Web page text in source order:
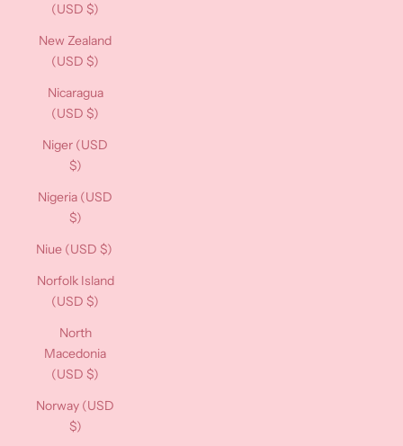
(USD $)
New Zealand
(USD $)
Nicaragua
(USD $)
Niger (USD
$)
Nigeria (USD
$)
Niue (USD $)
Norfolk Island
(USD $)
North
Macedonia
(USD $)
Norway (USD
$)